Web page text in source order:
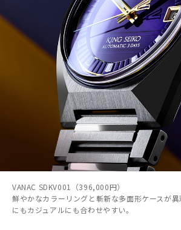
VANAC SDKV001（396,000円）
鮮やかなカラーリングと斬新な多面形ケースが
にもカジュアルにも合わせやすい。